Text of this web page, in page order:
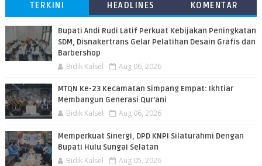
TERKINI HEADLINES KOMENTAR
Bupati Andi Rudi Latif Perkuat Kebijakan Peningkatan
SDM, Disnakertrans Gelar Pelatihan Desain Grafis dan
Barbershop
Bidik Kalsel Aug 06, 2026
MTQN Ke-23 Kecamatan Simpang Empat: Ikhtiar
Membangun Generasi Qur’ani
Bidik Kalsel Aug 06, 2026
Memperkuat Sinergi, DPD KNPI Silaturahmi Dengan
Bupati Hulu Sungai Selatan
Bidik Kalsel Aug 05, 2026